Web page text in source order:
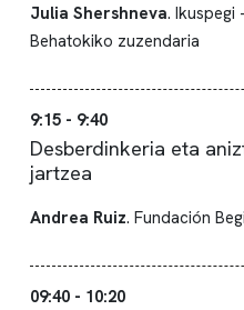
Julia Shershneva. Ikuspegi
Behatokiko zuzendaria
9:15 - 9:40
Desberdinkeria eta
jartzea
Andrea Ruiz. Fundación
09:40 - 10:20